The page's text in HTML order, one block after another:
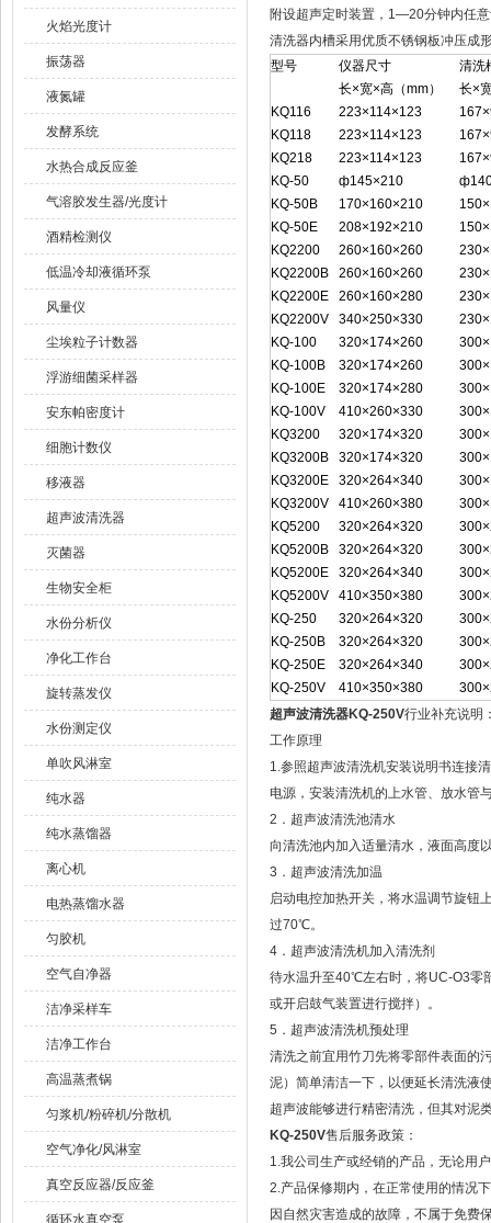
火焰光度计
振荡器
液氮罐
发酵系统
水热合成反应釜
气溶胶发生器/光度计
酒精检测仪
低温冷却液循环泵
风量仪
尘埃粒子计数器
浮游细菌采样器
安东帕密度计
细胞计数仪
移液器
超声波清洗器
灭菌器
生物安全柜
水份分析仪
净化工作台
旋转蒸发仪
水份测定仪
单吹风淋室
纯水器
纯水蒸馏器
离心机
电热蒸馏水器
匀胶机
空气自净器
洁净采样车
洁净工作台
高温蒸煮锅
匀浆机/粉碎机/分散机
空气净化/风淋室
真空反应器/反应釜
循环水真空泵
附设超声定时装置，1—20分钟内任
清洗器内槽采用优质不锈钢板冲压成
型号
仪器尺寸
清洗
长×宽×高（mm）
长×
KQ116
223×114×123
KQ118
223×114×123
KQ218
223×114×123
KQ-50
ф145×210
KQ-50B
170×160×210
KQ-50E
208×192×210
KQ2200
260×160×260
KQ2200B
260×160×260
KQ2200E
260×160×280
KQ2200V
340×250×330
KQ-100
320×174×260
KQ-100B
320×174×260
KQ-100E
320×174×280
KQ-100V
410×260×330
KQ3200
320×174×320
KQ3200B
320×174×320
KQ3200E
320×264×340
KQ3200V
410×260×380
KQ5200
320×264×320
KQ5200B
320×264×320
KQ5200E
320×264×340
KQ5200V
410×350×380
KQ-250
320×264×320
KQ-250B
320×264×320
KQ-250E
320×264×340
KQ-250V
410×350×380
超声波清洗器KQ-250V行业补充说明
工作原理
1.参照超声波清洗机安装说明书连接
电源，安装清洗机的上水管、放水管
2．超声波清洗池清水
向清洗池内加入适量清水，液面高度
3．超声波清洗加温
启动电控加热开关，将水温调节旋钮
过70℃。
4．超声波清洗机加入清洗剂
待水温升至40℃左右时，将UC-O3零
或开启鼓气装置进行搅拌）。
5．超声波清洗机预处理
清洗之前宜用竹刀先将零部件表面的
泥）简单清洁一下，以便延长清洗液
超声波能够进行精密清洗，但其对泥
KQ-250V售后服务政策：
1.我公司生产或经销的产品，无论用
2.产品保修期内，在正常使用的情况
因自然灾害造成的故障，不属于免费